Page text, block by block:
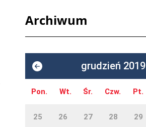
Archiwum
grudzień 2019
Pon. Wt. Śr. Czw. Pt.
25 26 27 28 29